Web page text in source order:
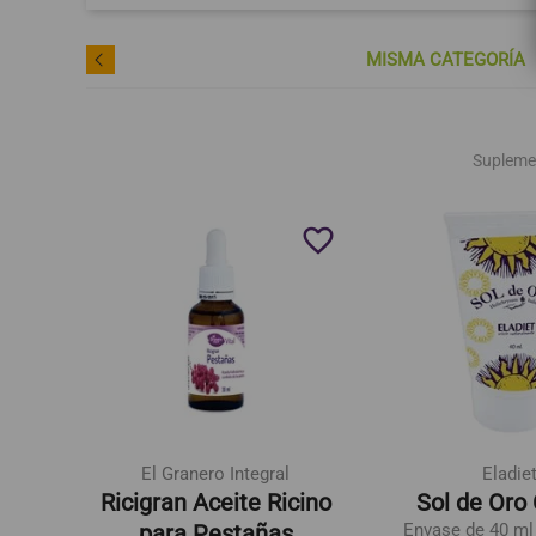
MISMA CATEGORÍA
El Granero Integral
Ricigran Aceite Ricino
favorite_border
Eladiet
Sol de Oro
Envase de 40